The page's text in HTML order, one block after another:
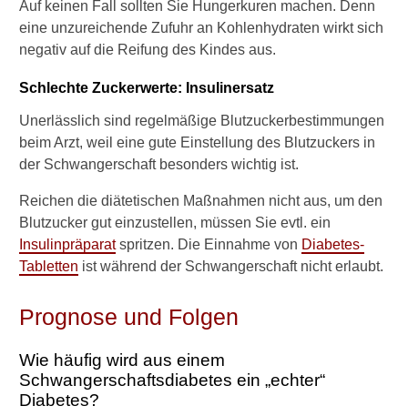
Auf keinen Fall sollten Sie Hungerkuren machen. Denn
eine unzureichende Zufuhr an Kohlenhydraten wirkt sich
negativ auf die Reifung des Kindes aus.
Schlechte Zuckerwerte: Insulinersatz
Unerlässlich sind regelmäßige Blutzuckerbestimmungen
beim Arzt, weil eine gute Einstellung des Blutzuckers in
der Schwangerschaft besonders wichtig ist.
Reichen die diätetischen Maßnahmen nicht aus, um den
Blutzucker gut einzustellen, müssen Sie evtl. ein
Insulinpräparatspritzen. Die Einnahme von Diabetes-
Tabletten ist während der Schwangerschaft nicht erlaubt.
Prognose und Folgen
Wie häufig wird aus einem
Schwangerschaftsdiabetes ein „echter“
Diabetes?
d
u
h
g
e
ü
n
e
r
e
n
L
f
e
s
t
y
l